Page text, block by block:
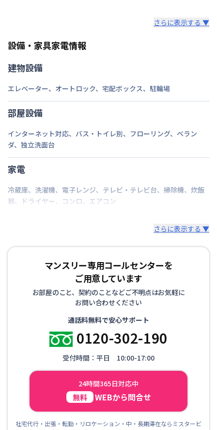
ロング（210日〜365日未満）：7,700円/回
ショート（30日〜90日未満）：2,200円/回
年用）8,800円（初回）
ご自身でご用意いただき持ち込みも可能です。
さらに表示する ▼
設備・家具家電情報
建物設備
エレベーター、 オートロック、 宅配ボックス、 駐輪場
部屋設備
インターネット対応、 バス・トイレ別、 フローリング、 ベラン
ダ、 独立洗面台
家電
冷蔵庫、 洗濯機、 電子レンジ、 テレビ・テレビ台、 掃除機、 炊飯
器、 ドライヤー、 コンロ、 エアコン
さらに表示する ▼
マンスリー専用コールセンターを
ご用意しています
お部屋のこと、契約のことなどご不明点はお気軽に
お問い合わせください
通話料無料で安心サポート
0120-302-190
受付時間：平日 10:00-17:00
24時間365日対応中
無料 WEBから問合せ
社宅代行・出張・転勤・リロケーション・中・長期滞在ならミスタービ